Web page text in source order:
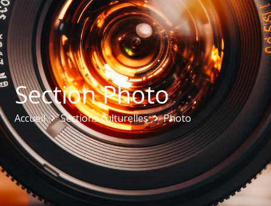
Section Photo
Accueil Sections culturelles Photo